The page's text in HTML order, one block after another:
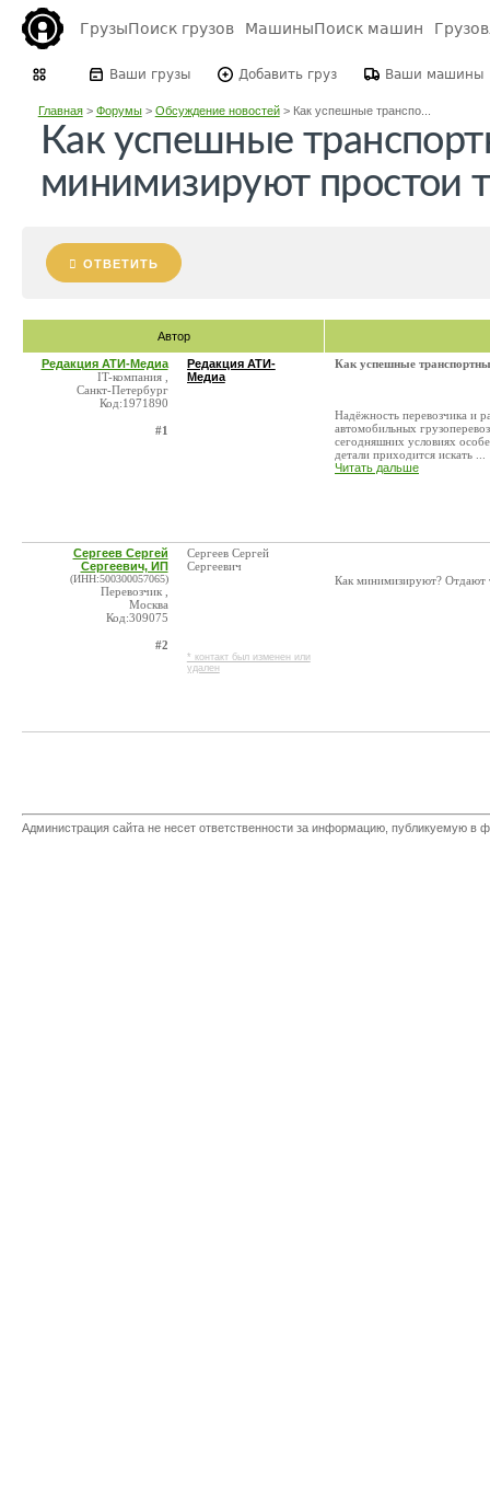
ГрузыПоиск грузов МашиныПоиск машин
Ваши грузы Добавить груз Ваши машины
Главная> Форумы> Обсуждение новостей> Как успешные транспо...
Как успешные
минимизируют простои
ОТВЕТИТЬ
Автор
Редакция АТИ-Медиа
IT-компания ,
Санкт-Петербург
Код:1971890
#1
Редакция АТИ-
Медиа
Как успешные
Надёжность перевозчика и
автомобильных
сегодняшних условиях
детали приходится искать ...
Читать дальше
Сергеев Сергей
Сергеевич, ИП
(ИНН:500300057065)
Перевозчик ,
Москва
Код:309075
#2
Сергеев Сергей
Сергеевич
* контакт был изменен или
удален
Как минимизируют? Отдают
Администрация сайта не несет ответственности за информацию, публикуемую